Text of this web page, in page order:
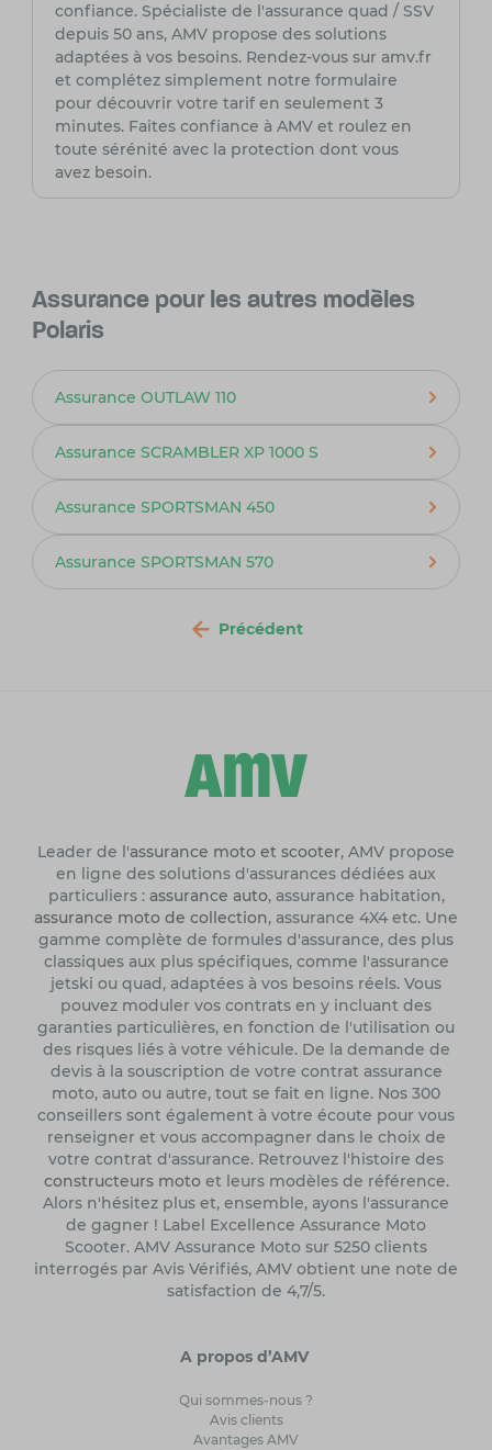
confiance. Spécialiste de l'assurance quad / SSV
depuis 50 ans, AMV propose des solutions
adaptées à vos besoins. Rendez-vous sur amv.fr
et complétez simplement notre formulaire
pour découvrir votre tarif en seulement 3
minutes. Faites confiance à AMV et roulez en
toute sérénité avec la protection dont vous
avez besoin.
Assurance pour les autres modèles
Polaris
Assurance OUTLAW 110
Assurance SCRAMBLER XP 1000 S
Assurance SPORTSMAN 450
Assurance SPORTSMAN 570
Précédent
Leader de l'assurance moto et scooter, AMV propose
en ligne des solutions d'assurances dédiées aux
particuliers : assurance auto, assurance habitation,
assurance moto de collection, assurance 4X4 etc. Une
gamme complète de formules d'assurance, des plus
classiques aux plus spécifiques, comme l'assurance
jetski ou quad, adaptées à vos besoins réels. Vous
pouvez moduler vos contrats en y incluant des
garanties particulières, en fonction de l'utilisation ou
des risques liés à votre véhicule. De la demande de
devis à la souscription de votre contrat assurance
moto, auto ou autre, tout se fait en ligne. Nos 300
conseillers sont également à votre écoute pour vous
renseigner et vous accompagner dans le choix de
votre contrat d'assurance. Retrouvez l'histoire des
constructeurs motoet leurs modèles de référence.
Alors n'hésitez plus et, ensemble, ayons l'assurance
de gagner ! Label Excellence Assurance Moto
Scooter. AMV Assurance Moto sur 5250 clients
interrogés par Avis Vérifiés, AMV obtient une note de
satisfaction de 4,7/5.
A propos d’AMV
Qui sommes-nous ?
Avis clients
Avantages AMV